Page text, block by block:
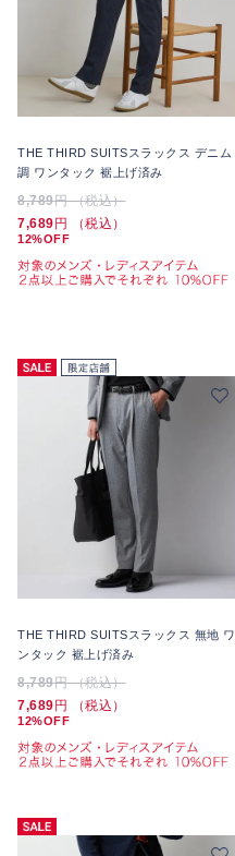
THE THIRD SUITSスラックス デニム
調 ワンタック 裾上げ済み
8,789円 （税込）
7,689 円 （税込）
12%OFF
THE THIRD SUITSスラックス 無地 ワ
ンタック 裾上げ済み
8,789円 （税込）
7,689 円 （税込）
12%OFF